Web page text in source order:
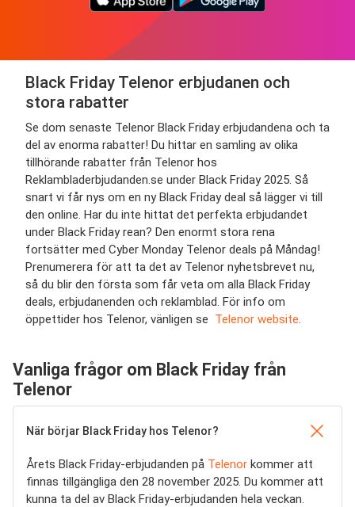
Black Friday Telenor erbjudanen och
stora rabatter
Se dom senaste Telenor Black Friday erbjudandena och ta
del av enorma rabatter! Du hittar en samling av olika
tillhörande rabatter från Telenor hos
Reklambladerbjudanden.se under Black Friday 2025. Så
snart vi får nys om en ny Black Friday deal så lägger vi till
den online. Har du inte hittat det perfekta erbjudandet
under Black Friday rean? Den enormt stora rena
fortsätter med Cyber Monday Telenor deals på Måndag!
Prenumerera för att ta det av Telenor nyhetsbrevet nu,
så du blir den första som får veta om alla Black Friday
deals, erbjudanenden och reklamblad. För info om
öppettider hos Telenor, vänligen se Telenor website.
Vanliga frågor om Black Friday från
Telenor
När börjar Black Friday hos Telenor?
Årets Black Friday-erbjudanden på Telenor kommer att
finnas tillgängliga den 28 november 2025. Du kommer att
kunna ta del av Black Friday-erbjudanden hela veckan.